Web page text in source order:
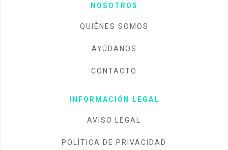
NOSOTROS
QUIÉNES SOMOS
AYÚDANOS
CONTACTO
INFORMACIÓN LEGAL
AVISO LEGAL
POLÍTICA DE PRIVACIDAD